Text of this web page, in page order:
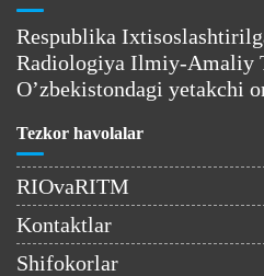
Respublika
Radiologiya Ilmiy-Amaliy
O’zbekistondagi yetakchi
Tezkor havolalar
RIOvaRITM
Kontaktlar
Shifokorlar